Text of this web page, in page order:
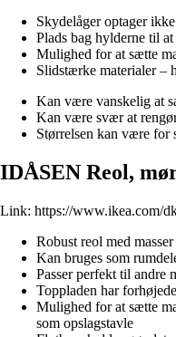
Skydelåger optager
Plads bag hylderne til
Mulighed for at sætte
Slidstærke materialer –
Kan være vanskelig at
Kan være svær at
Størrelsen kan være for
IDÅSEN Reol,
Link: https://www.ikea.com/
Robust reol med
Kan bruges som
Passer perfekt til andre
Toppladen har
Mulighed for at sætte
som opslagstavle